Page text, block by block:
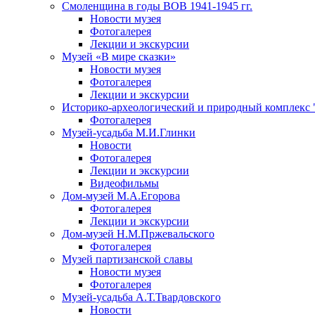
Смоленщина в годы ВОВ 1941-1945 гг.
Новости музея
Фотогалерея
Лекции и экскурсии
Музей «В мире сказки»
Новости музея
Фотогалерея
Лекции и экскурсии
Историко-археологический и природный комплекс
Фотогалерея
Музей-усадьба М.И.Глинки
Новости
Фотогалерея
Лекции и экскурсии
Видеофильмы
Дом-музей М.А.Егорова
Фотогалерея
Лекции и экскурсии
Дом-музей Н.М.Пржевальского
Фотогалерея
Музей партизанской славы
Новости музея
Фотогалерея
Музей-усадьба А.Т.Твардовского
Новости